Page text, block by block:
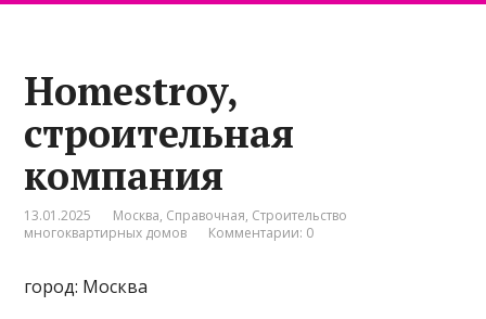
Homestroy,
строительная
компания
13.01.2025 Москва, Справочная, Строительство
многоквартирных домов
Комментарии: 0
город: Москва